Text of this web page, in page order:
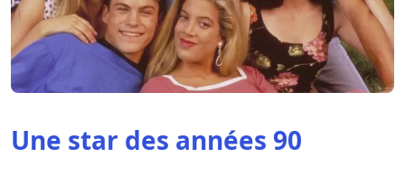
Une star des années 90